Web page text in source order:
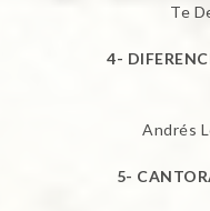
Te
4-
Andrés
5-